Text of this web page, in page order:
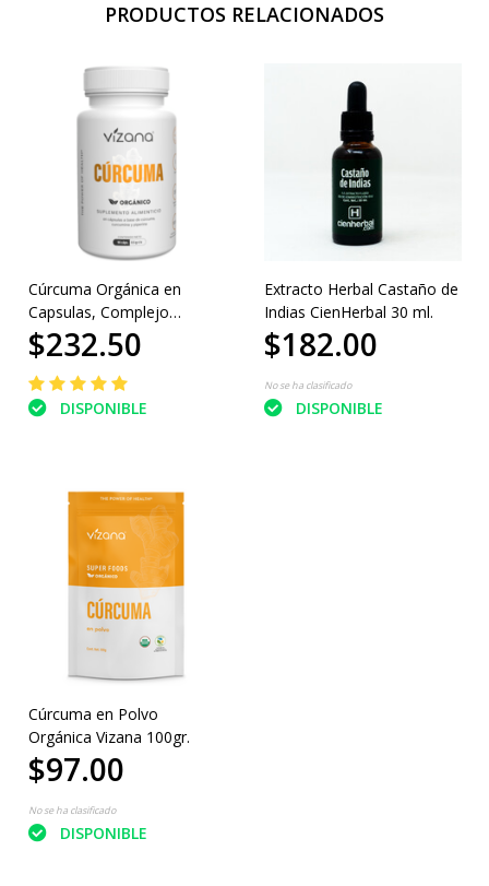
PRODUCTOS RELACIONADOS
Cúrcuma Orgánica en
Capsulas, Complejo
Curcumina Vizana 90-500
mg
$232.50
DISPONIBLE
Extracto Herbal Castaño de
Indias CienHerbal 30 ml.
$182.00
No se ha clasificado
DISPONIBLE
Cúrcuma en Polvo
Orgánica Vizana 100gr.
$97.00
No se ha clasificado
DISPONIBLE